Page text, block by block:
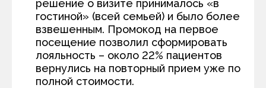
решение о визите принималось «в
гостиной» (всей семьей) и было более
взвешенным. Промокод на первое
посещение позволил сформировать
лояльность – около 22% пациентов
вернулись на повторный прием уже по
полной стоимости.